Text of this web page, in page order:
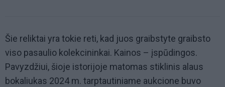
Šie reliktai yra tokie reti, kad juos graibstyte graibsto
viso pasaulio kolekcininkai. Kainos – įspūdingos.
Pavyzdžiui, šioje istorijoje matomas stiklinis alaus
bokaliukas 2024 m. tarptautiniame aukcione buvo